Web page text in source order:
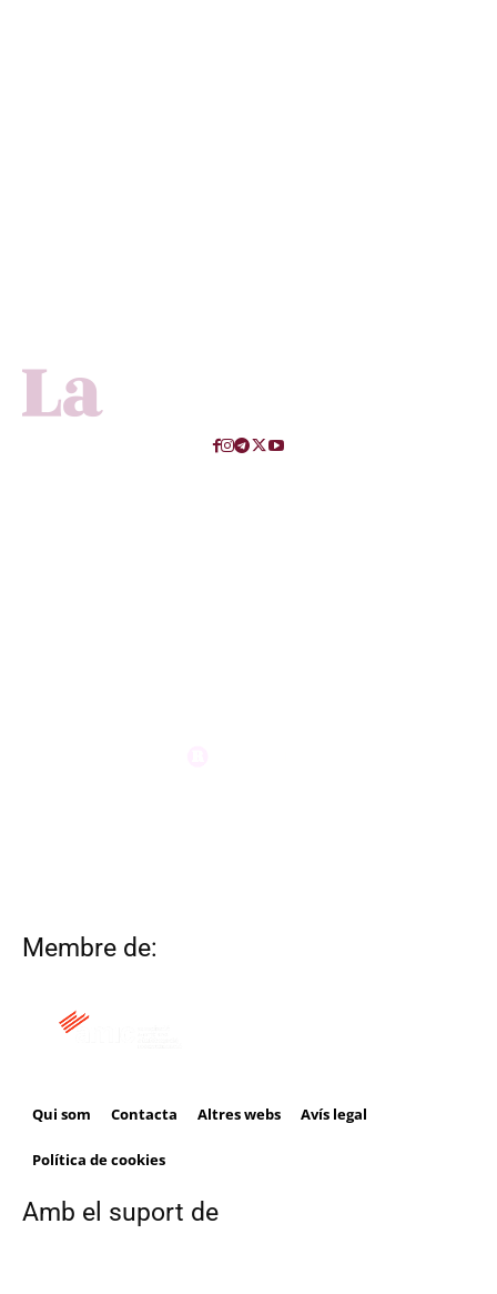
Membre de:
Qui som Contacta Altres webs Avís legal
Política de cookies
Amb el suport de